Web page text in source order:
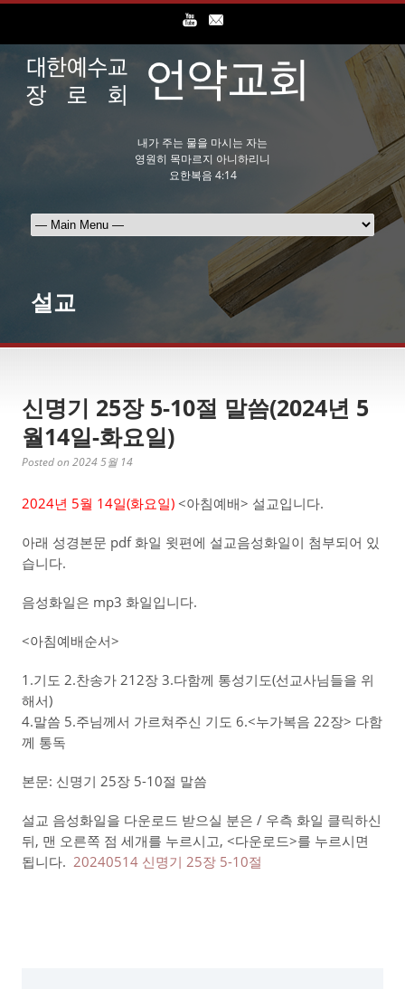
내가 주는 물을 마시는 자는
영원히 목마르지 아니하리니
요한복음 4:14
설교
신명기 25장 5-10절 말씀(2024년 5
월14일-화요일)
Posted on 2024 5월 14
2024년 5월 14일(화요일) <아침예배> 설교입니다.
아래 성경본문 pdf 화일 윗편에 설교음성화일이 첨부되어 있
습니다.
음성화일은 mp3 화일입니다.
<아침예배순서>
1.기도 2.찬송가 212장 3.다함께 통성기도(선교사님들을 위
해서)
4.말씀 5.주님께서 가르쳐주신 기도 6.<누가복음 22장> 다함
께 통독
본문: 신명기 25장 5-10절 말씀
설교 음성화일을 다운로드 받으실 분은 / 우측 화일 클릭하신
뒤, 맨 오른쪽 점 세개를 누르시고, <다운로드>를 누르시면
됩니다. 20240514 신명기 25장 5-10절